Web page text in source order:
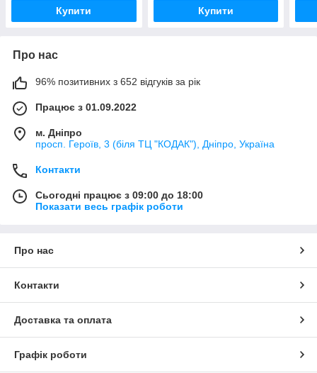
Купити Купити
Про нас
96% позитивних з 652 відгуків за рік
Працює з 01.09.2022
м. Дніпро
просп. Героїв, 3 (біля ТЦ "КОДАК"), Дніпро, Україна
Контакти
Сьогодні працює з 09:00 до 18:00
Показати весь графік роботи
Про нас
Контакти
Доставка та оплата
Графік роботи